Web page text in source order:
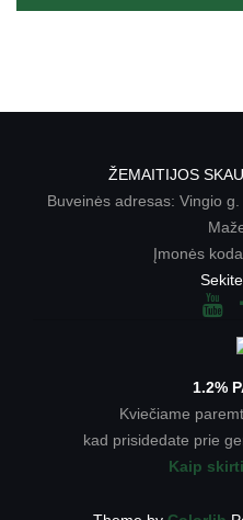
ŽEMAITIJOS
Buveinės adresas: Vingio
Įmonės
1.2%
Kviečiame
kad prisidedate prie
Kaip